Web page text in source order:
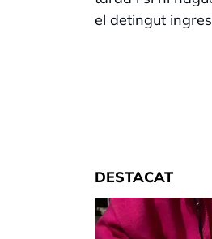
el detingut
DESTACAT